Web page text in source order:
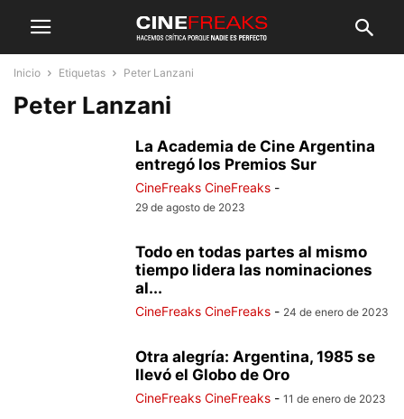
Inicio Etiquetas Peter Lanzani
Peter Lanzani
La Academia de Cine Argentina
entregó los Premios Sur
CineFreaks CineFreaks -
29 de agosto de 2023
Todo en todas partes al mismo
tiempo lidera las nominaciones
al...
CineFreaks CineFreaks - 24 de enero de 2023
Otra alegría: Argentina, 1985 se
llevó el Globo de Oro
CineFreaks CineFreaks - 11 de enero de 2023